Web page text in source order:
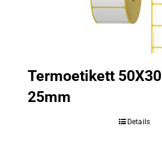
Termoetikett
25mm
Details